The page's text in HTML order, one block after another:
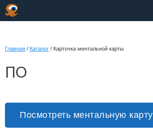
Главная / Каталог / Карточка ментальной карты
ПО
Посмотреть ментальную карту